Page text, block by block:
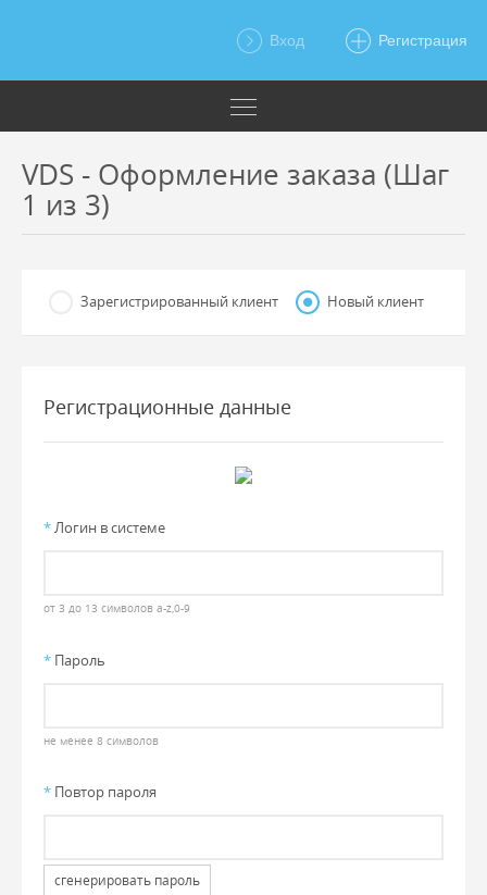
Вход Регистрация
VDS - Оформление заказа (Шаг
1 из 3)
Зарегистрированный клиент Новый клиент
Регистрационные данные
*Логин в системе
от 3 до 13 символов a-z,0-9
* Пароль
не менее 8 символов
* Повтор пароля
сгенерировать пароль